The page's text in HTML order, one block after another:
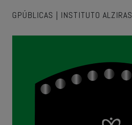
GPÚBLICAS | INSTITUTO ALZIRAS